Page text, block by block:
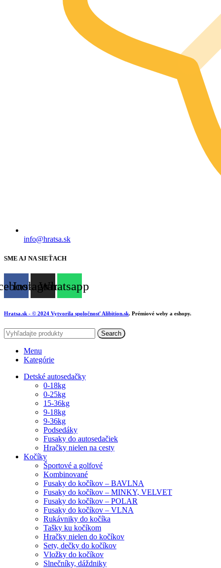
info@hratsa.sk
SME AJ NA SIEŤACH
InstagramWhatsapp
Hratsa.sk - © 2024 Vytvorila spoločnosť Alibition.sk. Prémiové weby a eshopy.
Search
Menu
Kategórie
Detské autosedačky
0-18kg
0-25kg
15-36kg
9-18kg
9-36kg
Podsedáky
Fusaky do autosedačiek
Hračky nielen na cesty
Kočíky
Športové a golfové
Kombinované
Fusaky do kočíkov – BAVLNA
Fusaky do kočíkov – MINKY, VELVET
Fusaky do kočíkov – POLAR
Fusaky do kočíkov – VLNA
Rukávniky do kočíka
Tašky ku kočíkom
Hračky nielen do kočíkov
Sety, dečky do kočíkov
Vložky do kočíkov
Slnečníky, dáždniky